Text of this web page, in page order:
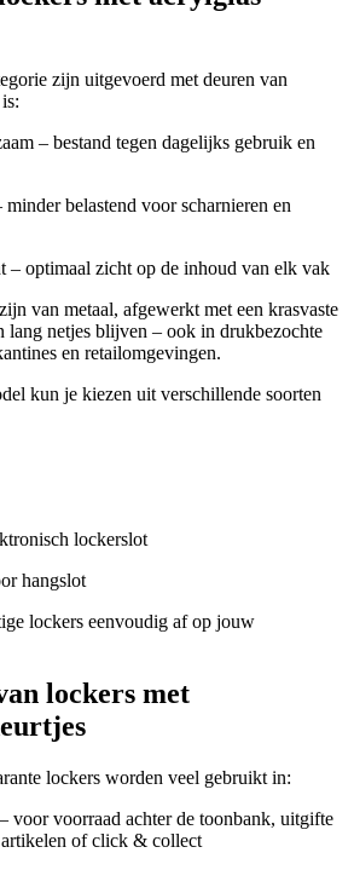
zijn uitgevoerd met deuren van
– bestand tegen dagelijks gebruik en
belastend voor scharnieren en
– optimaal zicht op de inhoud van elk vak
van metaal, afgewerkt met een krasvaste
lang netjes blijven – ook in drukbezochte
en retailomgevingen.
kun je kiezen uit verschillende soorten
lockerslot
hangslot
lockers eenvoudig af op jouw
lockers met
lockers worden veel gebruikt in:
voor voorraad achter de toonbank, uitgifte
of click & collect